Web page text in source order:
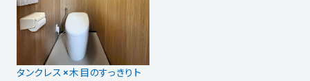
タンクレス×木目のすっきりト